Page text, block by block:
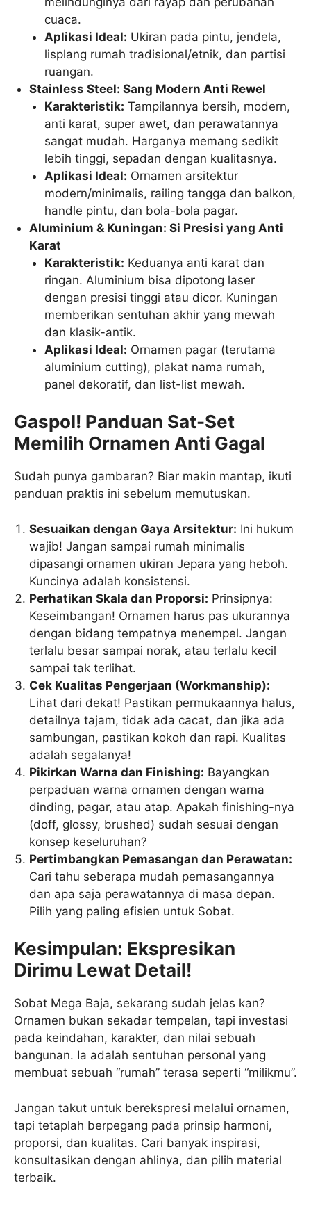
cuaca.
Aplikasi Ideal: Ukiran pada pintu, jendela,
lisplang rumah tradisional/etnik, dan partisi
ruangan.
Stainless Steel: Sang Modern Anti Rewel
Karakteristik: Tampilannya bersih, modern,
anti karat, super awet, dan perawatannya
sangat mudah. Harganya memang sedikit
lebih tinggi, sepadan dengan kualitasnya.
Aplikasi Ideal: Ornamen arsitektur
modern/minimalis, railing tangga dan balkon,
handle pintu, dan bola-bola pagar.
Aluminium & Kuningan: Si Presisi yang Anti
Karat
Karakteristik: Keduanya anti karat dan
ringan. Aluminium bisa dipotong laser
dengan presisi tinggi atau dicor. Kuningan
memberikan sentuhan akhir yang mewah
dan klasik-antik.
Aplikasi Ideal: Ornamen pagar (terutama
aluminium cutting), plakat nama rumah,
panel dekoratif, dan list-list mewah.
Gaspol! Panduan Sat-Set
Memilih Ornamen Anti Gagal
Sudah punya gambaran? Biar makin mantap, ikuti
panduan praktis ini sebelum memutuskan.
Sesuaikan dengan Gaya Arsitektur: Ini hukum
wajib! Jangan sampai rumah minimalis
dipasangi ornamen ukiran Jepara yang heboh.
Kuncinya adalah konsistensi.
Perhatikan Skala dan Proporsi: Prinsipnya:
Keseimbangan! Ornamen harus pas ukurannya
dengan bidang tempatnya menempel. Jangan
terlalu besar sampai norak, atau terlalu kecil
sampai tak terlihat.
Cek Kualitas Pengerjaan (Workmanship):
Lihat dari dekat! Pastikan permukaannya halus,
detailnya tajam, tidak ada cacat, dan jika ada
sambungan, pastikan kokoh dan rapi. Kualitas
adalah segalanya!
Pikirkan Warna dan Finishing: Bayangkan
perpaduan warna ornamen dengan warna
dinding, pagar, atau atap. Apakah finishing-nya
(doff, glossy, brushed) sudah sesuai dengan
konsep keseluruhan?
Pertimbangkan Pemasangan dan Perawatan:
Cari tahu seberapa mudah pemasangannya
dan apa saja perawatannya di masa depan.
Pilih yang paling efisien untuk Sobat.
Kesimpulan: Ekspresikan
Dirimu Lewat Detail!
Sobat Mega Baja, sekarang sudah jelas kan?
Ornamen bukan sekadar tempelan, tapi investasi
pada keindahan, karakter, dan nilai sebuah
bangunan. Ia adalah sentuhan personal yang
membuat sebuah “rumah” terasa seperti “milikmu”.
Jangan takut untuk berekspresi melalui ornamen,
tapi tetaplah berpegang pada prinsip harmoni,
proporsi, dan kualitas. Cari banyak inspirasi,
konsultasikan dengan ahlinya, dan pilih material
terbaik.